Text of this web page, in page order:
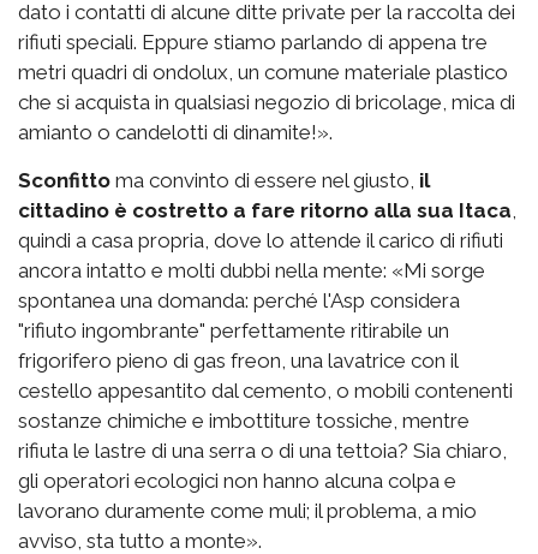
dato i contatti di alcune ditte private per la raccolta dei
rifiuti speciali. Eppure stiamo parlando di appena tre
metri quadri di ondolux, un comune materiale plastico
che si acquista in qualsiasi negozio di bricolage, mica di
amianto o candelotti di dinamite!».
Sconfitto ma convinto di essere nel giusto, il
cittadino è costretto a fare ritorno alla sua Itaca
quindi a casa propria, dove lo attende il carico di rifiuti
ancora intatto e molti dubbi nella mente: «Mi sorge
spontanea una domanda: perché l'Asp considera
"rifiuto ingombrante" perfettamente ritirabile un
frigorifero pieno di gas freon, una lavatrice con il
cestello appesantito dal cemento, o mobili contenenti
sostanze chimiche e imbottiture tossiche, mentre
rifiuta le lastre di una serra o di una tettoia? Sia chiaro,
gli operatori ecologici non hanno alcuna colpa e
lavorano duramente come muli; il problema, a mio
avviso, sta tutto a monte».